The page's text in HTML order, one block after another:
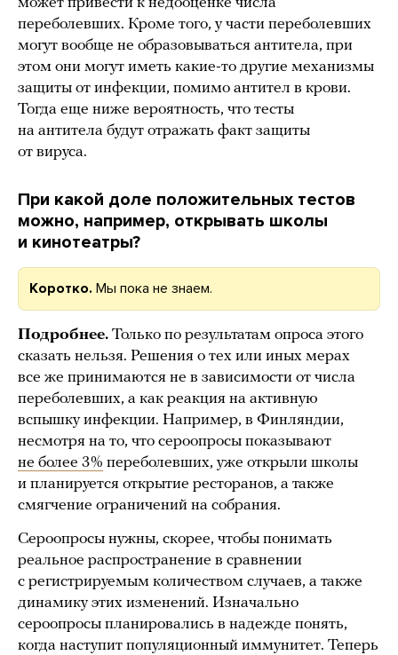
переболевших. Кроме того, у части переболевших
могут вообще не образовываться антитела, при
этом они могут иметь какие-то другие механизмы
защиты от инфекции, помимо антител в крови.
Тогда еще ниже вероятность, что тесты
на антитела будут отражать факт защиты
от вируса.
При какой доле положительных тестов
можно, например, открывать школы
и кинотеатры?
Коротко. Мы пока не знаем.
Подробнее. Только по результатам опроса этого
сказать нельзя. Решения о тех или иных мерах
все же принимаются не в зависимости от числа
переболевших, а как реакция на активную
вспышку инфекции. Например, в Финляндии,
несмотря на то, что сероопросы показывают
не более 3% переболевших, уже открыли школы
и планируется открытие ресторанов, а также
смягчение ограничений на собрания.
Сероопросы нужны, скорее, чтобы понимать
реальное распространение в сравнении
с регистрируемым количеством случаев, а также
динамику этих изменений. Изначально
сероопросы планировались в надежде понять,
когда наступит популяционный иммунитет. Теперь